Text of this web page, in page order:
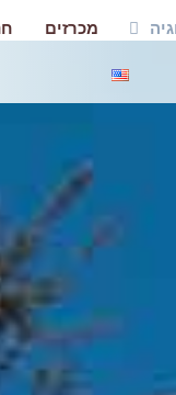
מכרזים